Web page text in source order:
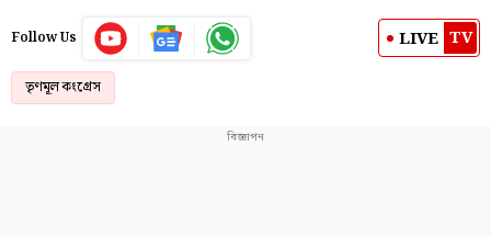
Follow Us LIVE TV
তৃণমূল কংগ্রেস